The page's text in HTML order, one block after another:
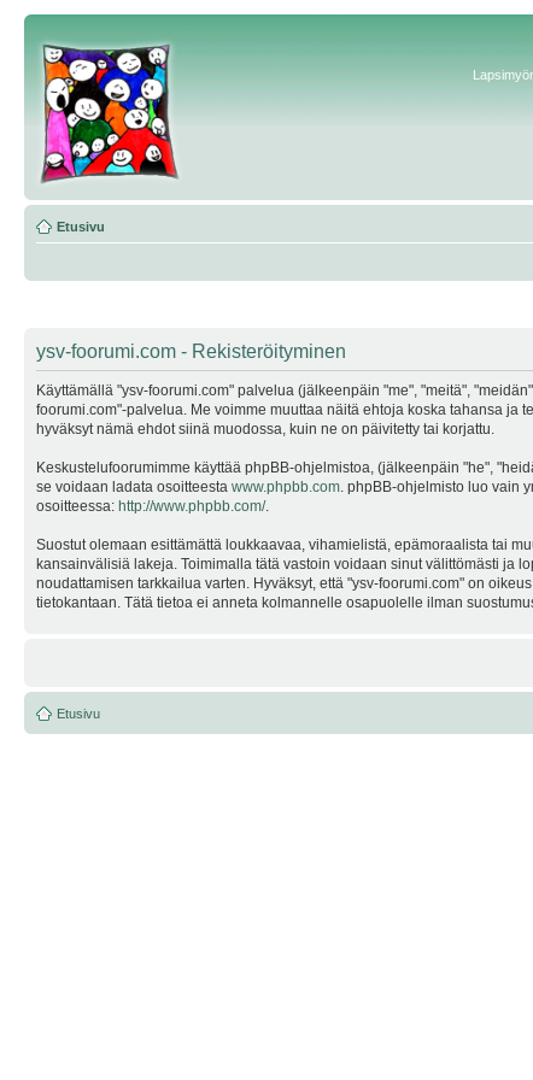
Etusivu
ysv-foorumi.com - Rekisteröityminen
Käyttämällä "ysv-foorumi.com" palvelua (jälkeenpäin "me", "meitä",
foorumi.com"-palvelua. Me voimme muuttaa näitä ehtoja koska tahansa ja
hyväksyt nämä ehdot siinä muodossa, kuin ne on päivitetty tai korjattu.
Keskustelufoorumimme käyttää phpBB-ohjelmistoa, (jälkeenpäin "he",
se voidaan ladata osoitteesta www.phpbb.com . phpBB-ohjelmisto luo vain
osoitteessa: http://www.phpbb.com/.
Suostut olemaan esittämättä loukkaavaa, vihamielistä, epämoraalista tai
kansainvälisiä lakeja. Toimimalla tätä vastoin voidaan sinut välittömästi ja
noudattamisen tarkkailua varten. Hyväksyt, että "ysv-foorumi.com" on
tietokantaan. Tätä tietoa ei anneta kolmannelle osapuolelle ilman
Etusivu